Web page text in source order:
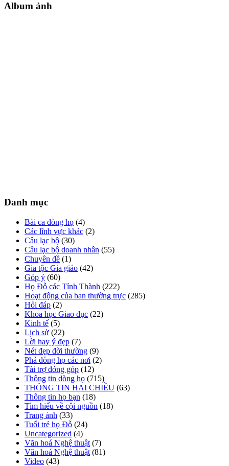
Album ảnh
Danh mục
Bài ca dòng họ (4)
Các lĩnh vực khác (2)
Câu lạc bộ (30)
Câu lạc bộ doanh nhân (55)
Chuyên đề (1)
Gia tộc Gia giáo (42)
Góp ý (60)
Họ Đỗ các Tỉnh Thành (222)
Hoạt động của ban thường trực (285)
Hỏi đáp (2)
Khoa học Giao dục (22)
Kinh tế (5)
Lịch sử (22)
Lời hay ý đẹp (7)
Nét đẹp đời thường (9)
Phả dòng họ các nơi (2)
Tài trợ đóng góp (12)
Thông tin dòng họ (715)
THÔNG TIN HAI CHIỀU (63)
Thông tin họ bạn (18)
Tìm hiểu về cội nguồn (18)
Trang ảnh (33)
Tuổi trẻ họ Đỗ (24)
Uncategorized (4)
Văn hoá Nghệ thuật (7)
Văn hoá Nghệ thuật (81)
Video (43)